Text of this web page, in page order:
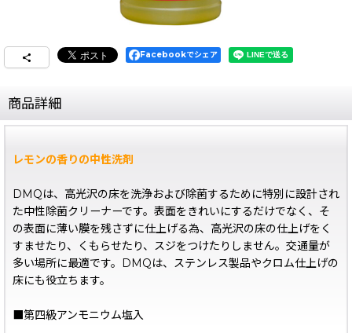
Facebookでシェア
商品詳細
レモンの香りの中性洗剤
DMQは、高光沢の床を洗浄および除菌するために特別に設計され
た中性除菌クリーナーです。表面をきれいにするだけでなく、そ
の表面に薄い膜を残さずに仕上げる為、高光沢の床の仕上げをく
すませたり、くもらせたり、スジをつけたりしません。交通量が
多い場所に最適です。DMQは、ステンレス製品やクロム仕上げの
床にも役立ちます。
■第四級アンモニウム塩入